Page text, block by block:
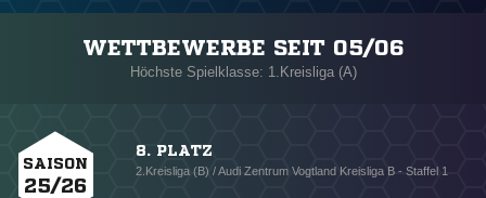
WETTBEWERBE SEIT 05/06
Höchste Spielklasse: 1.Kreisliga (A)
SAISON
25/26
8. PLATZ
2.Kreisliga (B) / Audi Zentrum Vogtland Kreisliga B - Staffel 1